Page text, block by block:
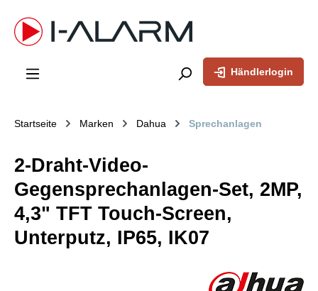
springen
Händlerlogin
Startseite Marken Dahua Sprechanlagen
2-Draht-Video-
Gegensprechanlagen-Set, 2MP,
4,3" TFT Touch-Screen,
Unterputz, IP65, IK07